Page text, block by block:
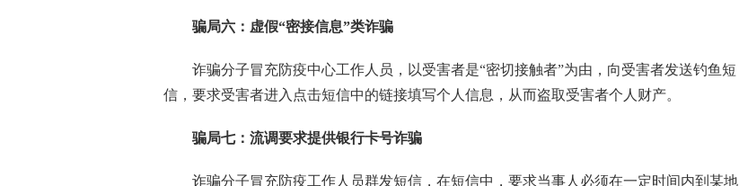
骗局六：虚假“密接信息”类诈骗
诈骗分子冒充防疫中心工作人员，以受害者是“密切接触者”为由，向受害者发送钓鱼短
信，要求受害者进入点击短信中的链接填写个人信息，从而盗取受害者个人财产。
骗局七：流调要求提供银行卡号诈骗
诈骗分子冒充防疫工作人员群发短信，在短信中，要求当事人必须在一定时间内到某地